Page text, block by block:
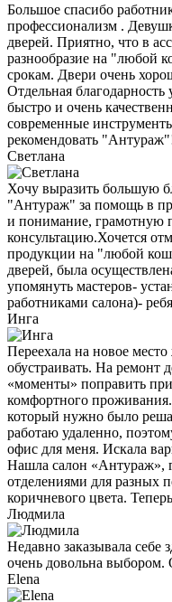
Большое спасибо
профессионализм .
дверей. Приятно, что в
разнообразие на "любой
срокам. Двери очень
Отдельная
быстро и очень
современные
рекомендовать
Светлана
Хочу выразить большую
"Антураж" за помощь в
и понимание, грамотную
консультацию.Хочется
продукции на "любой
дверей, была
упомянуть мастеров-
работниками салона)-
Инга
Переехала на новое
обустраивать. На ремонт
«моменты» поправить
комфортного
который нужно было
работаю удаленно,
офис для меня. Искала
Нашла салон «Антураж»,
отделениями для разных
коричневого цвета.
Людмила
Недавно заказывала себе
очень довольна выбором.
Elena